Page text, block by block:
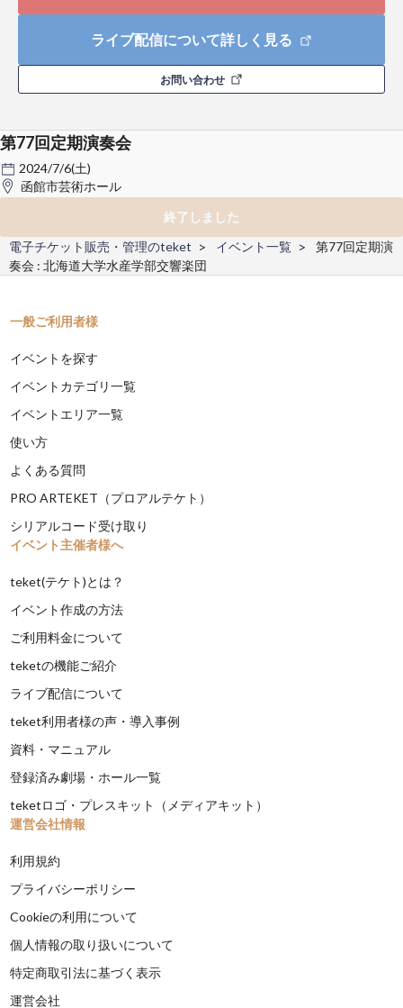
ライブ配信について詳しく見る
お問い合わせ
第77回定期演奏会
2024/7/6(土)
函館市芸術ホール
終了しました
電子チケット販売・管理のteket
イベント一覧
第77回定期演
奏会 : 北海道大学水産学部交響楽団
一般ご利用者様
イベントを探す
イベントカテゴリ一覧
イベントエリア一覧
使い方
よくある質問
PRO ARTEKET（プロアルテケト）
シリアルコード受け取り
イベント主催者様へ
teket(テケト)とは？
イベント作成の方法
ご利用料金について
teketの機能ご紹介
ライブ配信について
teket利用者様の声・導入事例
資料・マニュアル
登録済み劇場・ホール一覧
teketロゴ・プレスキット（メディアキット）
運営会社情報
利用規約
プライバシーポリシー
Cookieの利用について
個人情報の取り扱いについて
特定商取引法に基づく表示
運営会社